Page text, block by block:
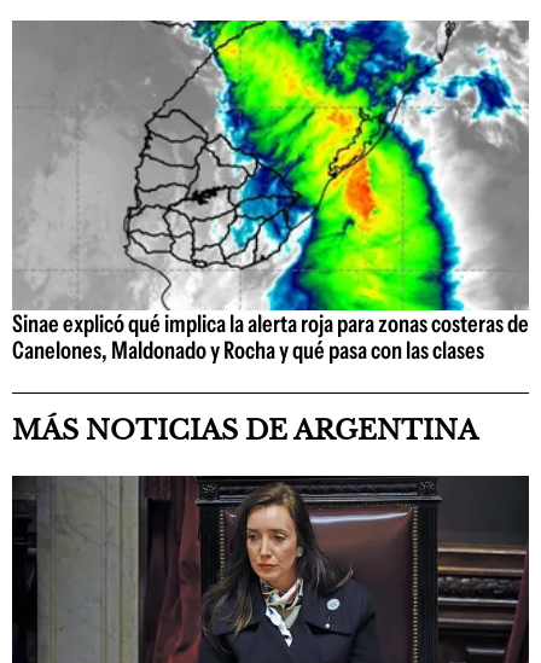
Sinae explicó qué implica la alerta roja para zonas costeras de
Canelones, Maldonado y Rocha y qué pasa con las clases
MÁS NOTICIAS DE ARGENTINA